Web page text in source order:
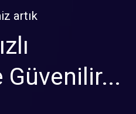
artık
Güvenilir...